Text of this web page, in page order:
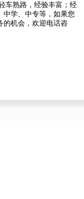
车熟路，经验丰富；经
中学、中专等，如果您
的机会，欢迎电话咨